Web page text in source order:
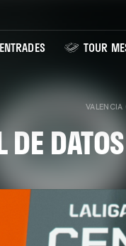
ENTRADES TOUR
VALENCIA
DE